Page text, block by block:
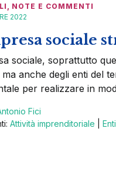
, NOTE E COMMENTI
2022
sociale
sociale, soprattutto
ma anche degli enti del
per realizzare in
Fici
Attività imprenditoriale